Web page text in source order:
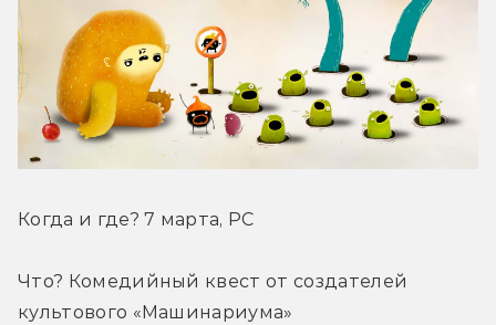
Когда и где? 7 марта, PC
Что? Комедийный квест от создателей
культового «Машинариума»